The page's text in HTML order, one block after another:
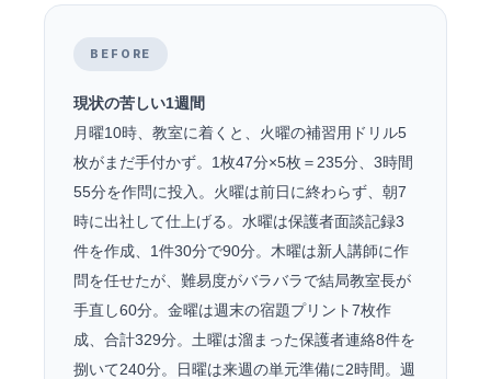
BEFORE
現状の苦しい1週間
月曜10時、教室に着くと、火曜の補習用ドリル5
枚がまだ手付かず。1枚47分×5枚＝235分、3時間
55分を作問に投入。火曜は前日に終わらず、朝7
時に出社して仕上げる。水曜は保護者面談記録3
件を作成、1件30分で90分。木曜は新人講師に作
問を任せたが、難易度がバラバラで結局教室長が
手直し60分。金曜は週末の宿題プリント7枚作
成、合計329分。土曜は溜まった保護者連絡8件を
捌いて240分。日曜は来週の単元準備に2時間。週